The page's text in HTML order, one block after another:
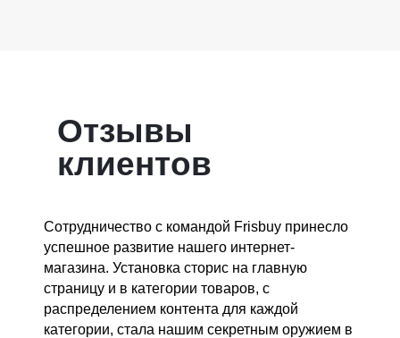
Отзывы
клиентов
Сотрудничество с командой Frisbuy принесло
успешное развитие нашего интернет-
магазина. Установка сторис на главную
страницу и в категории товаров, с
распределением контента для каждой
категории, стала нашим секретным оружием в